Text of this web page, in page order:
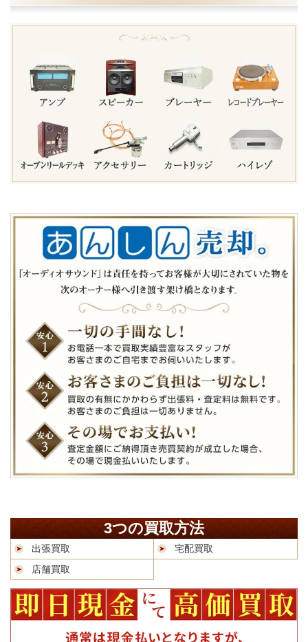
3つの買取方法
出張買取
宅配買取
店舗買取